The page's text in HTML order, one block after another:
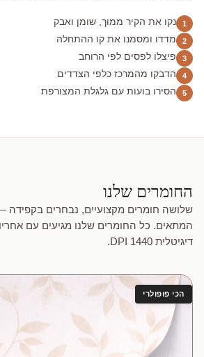
1 נקו את הקיר ממוך, שומן ואבק
2 מדדו ומסמנו את קו ההתחלה
3 פיצלו לפסים לפי הרוחב
4 הדבקו מהמרכז כלפי הצדדים
5 הסירו בועות עם גלגלת המצורפת
החומרים שלנו
שלושה חומרים מקצועיים, נבחרים בקפידה
המתאים. כל החומרים שלנו מגיעים עם
דיגיטלית 1440 DPI.
הכי פופולרי